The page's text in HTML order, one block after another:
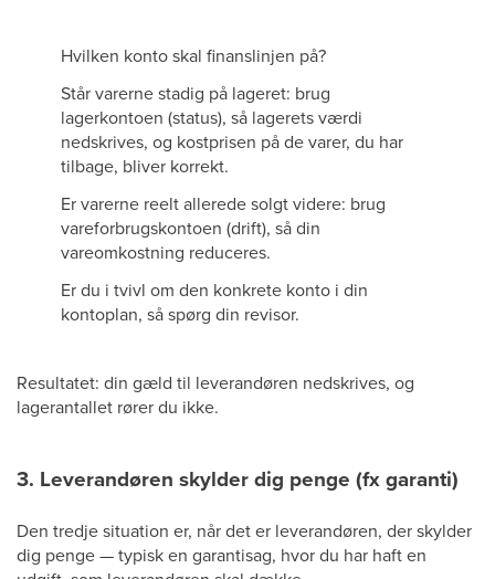
Hvilken konto skal finanslinjen på?
Står varerne stadig på lageret: brug
lagerkontoen (status), så lagerets værdi
nedskrives, og kostprisen på de varer, du har
tilbage, bliver korrekt.
Er varerne reelt allerede solgt videre: brug
vareforbrugskontoen (drift), så din
vareomkostning reduceres.
Er du i tvivl om den konkrete konto i din
kontoplan, så spørg din revisor.
Resultatet: din gæld til leverandøren nedskrives, og
lagerantallet rører du ikke.
3. Leverandøren skylder dig penge (fx garanti)
Den tredje situation er, når det er leverandøren, der skylder
dig penge — typisk en garantisag, hvor du har haft en